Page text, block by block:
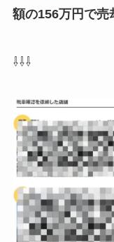
額の156万円で売
⇩⇩⇩